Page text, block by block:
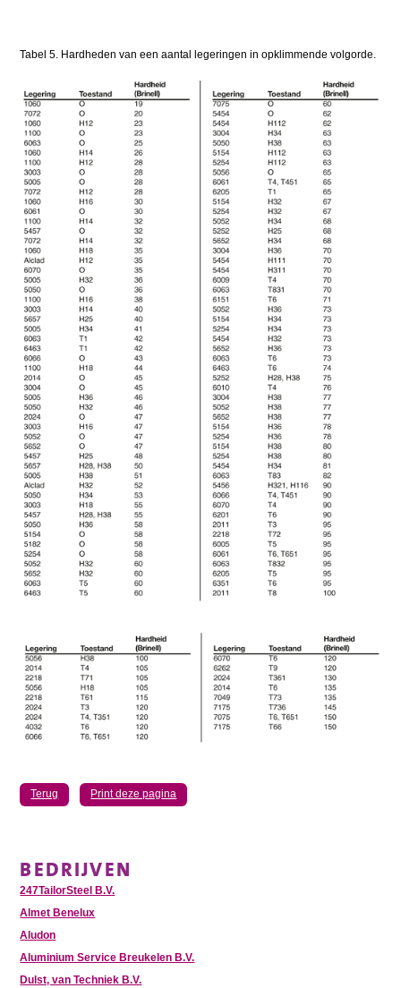
Tabel 5. Hardheden van een aantal legeringen in opklimmende volgorde.
Terug Print deze pagina
BEDRIJVEN
247TailorSteel B.V.
Almet Benelux
Aludon
Aluminium Service Breukelen B.V.
Dulst, van Techniek B.V.